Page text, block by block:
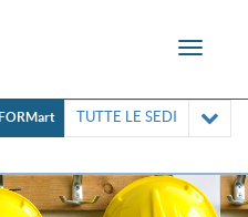
Toggle
FORMart TUTTE LE SEDI